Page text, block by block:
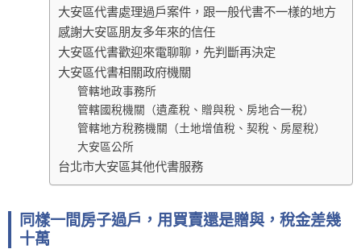
大安區代書處理過戶案件，跟一般代書不一樣的地方
感謝大安區朋友多年來的信任
大安區代書歡迎來電聊聊，先判斷再決定
大安區代書相關政府機關
管轄地政事務所
管轄國稅機關（遺產稅、贈與稅、房地合一稅）
管轄地方稅務機關（土地增值稅、契稅、房屋稅）
大安區公所
台北市大安區其他代書服務
同樣一間房子過戶，用買賣還是贈與，稅金差幾
十萬